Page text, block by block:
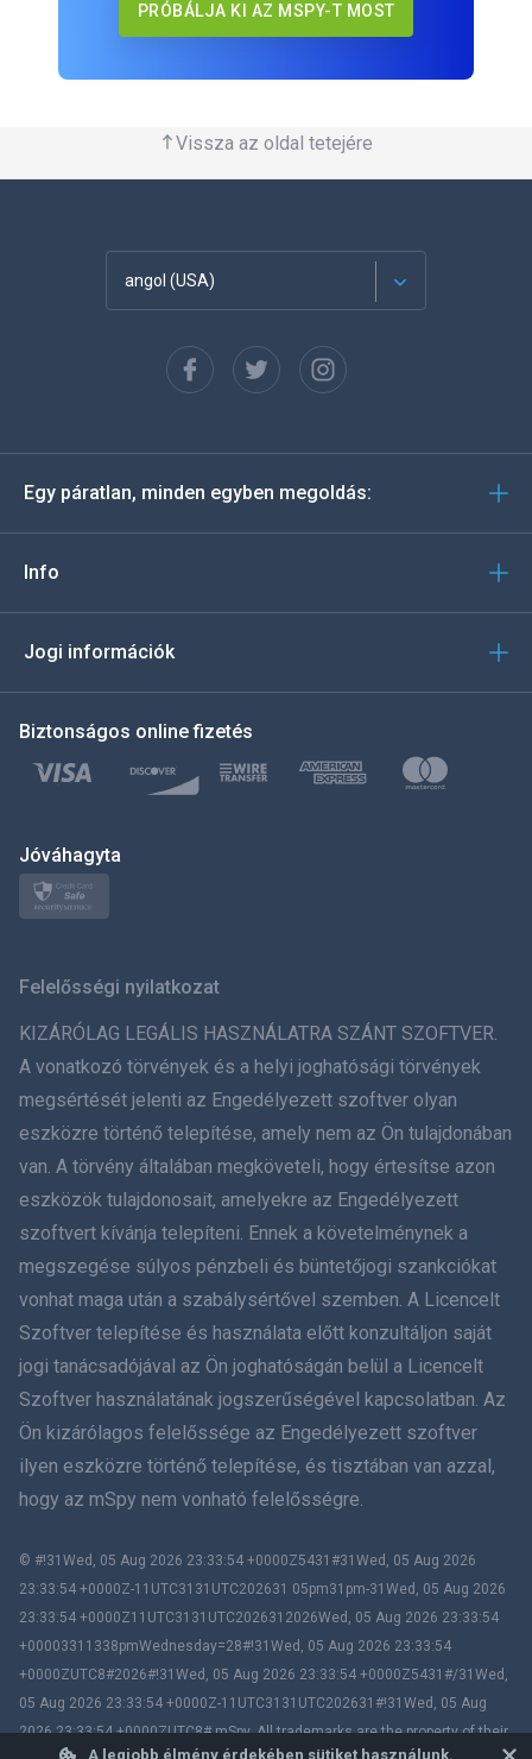
PRÓBÁLJA KI AZ MSPY-T MOST
Vissza az oldal tetejére
A legjobb élmény érdekében sütiket használunk.
angol (USA)
Español
Deutsch
Türkçe
Polski
ภาษาไทย
简体中文
Dansk
हिंदी
עברית
Română
Ελληνικά
Slovenčina
Bahasa melayu
Čeština
Egy páratlan, minden egyben megoldás:
Info
Jogi információk
Biztonságos online fizetés
Jóváhagyta
Felelősségi nyilatkozat
KIZÁRÓLAG LEGÁLIS HASZNÁLATRA SZÁNT SZOFTVER.
A vonatkozó törvények és a helyi joghatósági törvények
megsértését jelenti az Engedélyezett szoftver olyan
eszközre történő telepítése, amely nem az Ön tulajdonában
van. A törvény általában megköveteli, hogy értesítse azon
eszközök tulajdonosait, amelyekre az Engedélyezett
szoftvert kívánja telepíteni. Ennek a követelménynek a
megszegése súlyos pénzbeli és büntetőjogi szankciókat
vonhat maga után a szabálysértővel szemben. A Licencelt
Szoftver telepítése és használata előtt konzultáljon saját
jogi tanácsadójával az Ön joghatóságán belül a Licencelt
Szoftver használatának jogszerűségével kapcsolatban. Az
Ön kizárólagos felelőssége az Engedélyezett szoftver
ilyen eszközre történő telepítése, és tisztában van azzal,
hogy az mSpy nem vonható felelősségre.
© #!31Wed, 05 Aug 2026 23:33:54 +0000Z5431#31Wed, 05 Aug 2026
23:33:54 +0000Z-11UTC3131UTC202631 05pm31pm-31Wed, 05 Aug 2026
23:33:54 +0000Z11UTC3131UTC2026312026Wed, 05 Aug 2026 23:33:54
+00003311338pmWednesday=28#!31Wed, 05 Aug 2026 23:33:54
+0000ZUTC8#2026#!31Wed, 05 Aug 2026 23:33:54 +0000Z5431#/31Wed,
05 Aug 2026 23:33:54 +0000Z-11UTC3131UTC202631#!31Wed, 05 Aug
2026 23:33:54 +0000ZUTC8# mSpy. All trademarks are the property of their